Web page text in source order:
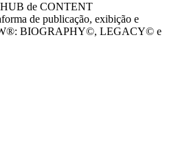
de CONTENT
de publicação, exibição e
BIOGRAPHY©, LEGACY© e